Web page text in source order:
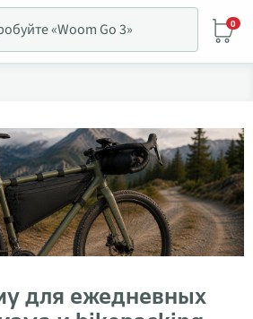
0
для ежедневных